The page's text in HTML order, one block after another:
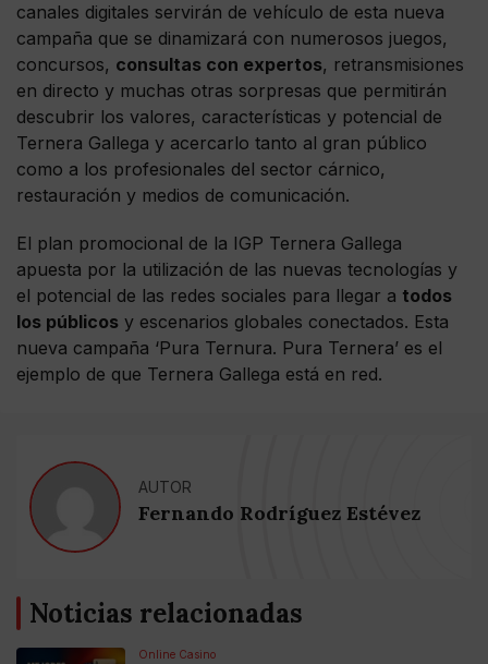
canales digitales servirán de vehículo de esta nueva
campaña que se dinamizará con numerosos juegos,
concursos, consultas con expertos, retransmisiones
en directo y muchas otras sorpresas que permitirán
descubrir los valores, características y potencial de
Ternera Gallega y acercarlo tanto al gran público
como a los profesionales del sector cárnico,
restauración y medios de comunicación.
El plan promocional de la IGP Ternera Gallega
apuesta por la utilización de las nuevas tecnologías y
el potencial de las redes sociales para llegar a todos
los públicos y escenarios globales conectados. Esta
nueva campaña ‘Pura Ternura. Pura Ternera’ es el
ejemplo de que Ternera Gallega está en red.
AUTOR
Fernando Rodríguez Estévez
Noticias relacionadas
Online Casino